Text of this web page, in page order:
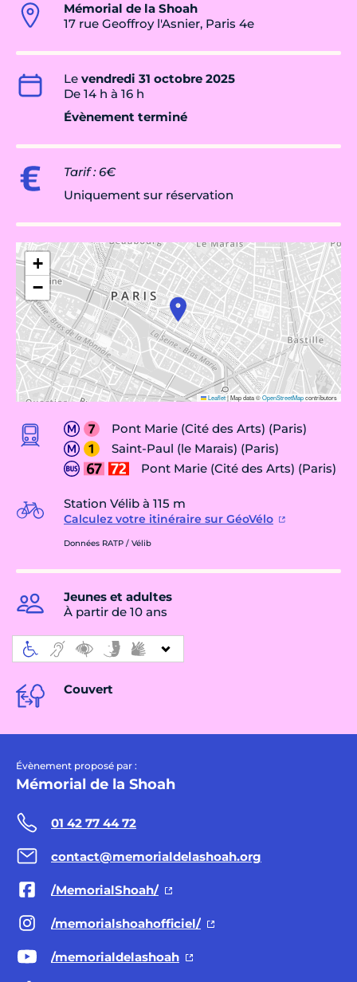
Mémorial de la Shoah
17 rue Geoffroy l'Asnier, Paris 4e
Le vendredi 31 octobre 2025
De 14 h à 16 h
Évènement terminé
Tarif : 6€
Uniquement sur réservation
+
−
Leaflet|Map data ©OpenStreetMapcontributors
Pont Marie (Cité des Arts) (Paris)
Saint-Paul (le Marais) (Paris)
Pont Marie (Cité des Arts) (Paris)
Station Vélib à 115 m
Calculez votre itinéraire sur GéoVélo
Données RATP / Vélib
Jeunes et adultes
À partir de 10 ans
Couvert
Évènement proposé par :
Mémorial de la Shoah
01 42 77 44 72
contact@memorialdelashoah.org
/MemorialShoah/
/memorialshoahofficiel/
/memorialdelashoah